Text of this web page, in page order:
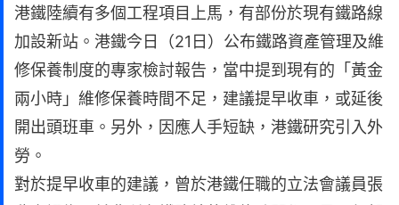
港鐵陸續有多個工程項目上馬，有部份於現有鐵路線
加設新站。港鐵今日（21日）公布鐵路資產管理及維
修保養制度的專家檢討報告，當中提到現有的「黃金
兩小時」維修保養時間不足，建議提早收車，或延後
開出頭班車。另外，因應人手短缺，港鐵研究引入外
勞。
對於提早收車的建議，曾於港鐵任職的立法會議員張